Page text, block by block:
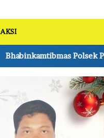
Monitoring Jagung Pipil